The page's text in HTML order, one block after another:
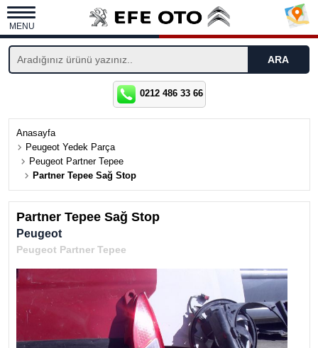
MENU
0212 486 33 66
Anasayfa
Peugeot Yedek Parça
Peugeot Partner Tepee
Partner Tepee Sağ Stop
Partner Tepee Sağ Stop
Peugeot
Peugeot Partner Tepee